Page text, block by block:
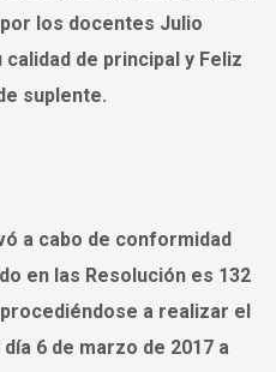
los docentes Julio
de principal y Feliz
suplente.
a cabo de conformidad
en las Resolución es 132
a realizar el
6 de marzo de 2017 a